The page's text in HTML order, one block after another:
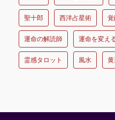
聖十郎 西洋占星術
運命の解読師 運命を変え
霊感タロット 風水